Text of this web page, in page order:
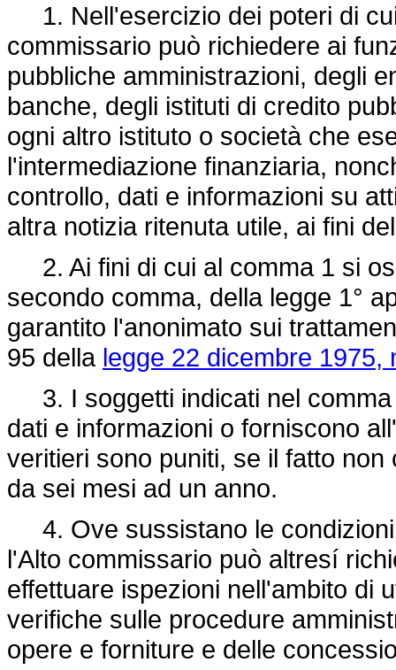
1. Nell'esercizio dei poteri di
commissario può richiedere ai
pubbliche amministrazioni, degli
banche, degli istituti di credito
ogni altro istituto o società che
l'intermediazione finanziaria,
controllo, dati e informazioni su
altra notizia ritenuta utile, ai fini
2. Ai fini di cui al comma 1 si
secondo comma, della legge 1°
garantito l'anonimato sui
95 della legge 22 dicembre 1975,
3. I soggetti indicati nel comma
dati e informazioni o forniscono
veritieri sono puniti, se il fatto
da sei mesi ad un anno.
4. Ove sussistano le
l'Alto commissario può altresí
effettuare ispezioni nell'ambito di
verifiche sulle procedure
opere e forniture e delle